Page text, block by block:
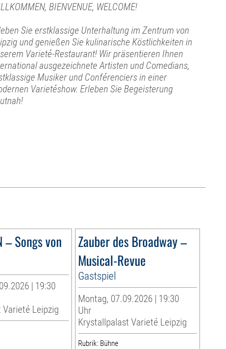
BIENVENUE, WELCOME!
Sie erstklassige Unterhaltung im Zentrum von
und genießen Sie kulinarische Köstlichkeiten in
Varieté-Restaurant! Wir präsentieren Ihnen
ausgezeichnete Artisten und Comedians,
Musiker und Conférenciers in einer
Varietéshow. Erleben Sie Begeisterung
– Songs von
| 19:30
Leipzig
Zauber des Broadway –
Musical-Revue
Gastspiel
Montag, 07.09.2026 | 19:30
Uhr
Krystallpalast Varieté Leipzig
Rubrik: Bühne